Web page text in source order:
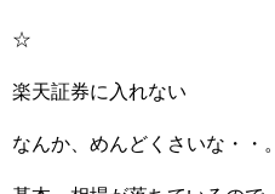
☆
楽天証券に入れない
なんか、めんどくさいな・・。